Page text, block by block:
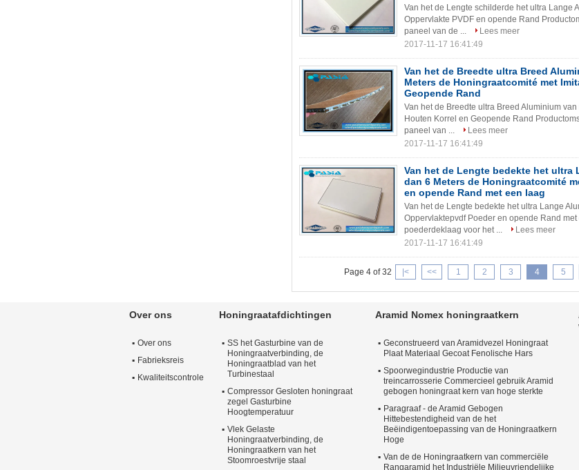
Van het de Lengte schilderde het ultra Lange
Oppervlakte PVDF en opende Rand
paneel van de ...
Lees meer
2017-11-17 16:41:49
Van het de Breedte ultra Breed
Meters de Honingraatcomité met
Geopende Rand
Van het de Breedte ultra Breed Aluminium
Houten Korrel en Geopende Rand
paneel van ...
Lees meer
2017-11-17 16:41:49
Van het de Lengte bedekte het ultra
dan 6 Meters de Honingraatcomité
en opende Rand met een laag
Van het de Lengte bedekte het ultra Lange
Oppervlaktepvdf Poeder en opende Rand
poederdeklaag voor het ...
Lees meer
2017-11-17 16:41:49
Page 4 of 32 |< << 1 2 3 4 5
Over ons
Over ons
Fabrieksreis
Kwaliteitscontrole
Honingraatafdichtingen
SS het Gasturbine van de
Honingraatverbinding, de
Honingraatblad van het
Turbinestaal
Compressor Gesloten honingraat
zegel Gasturbine
Hoogtemperatuur
Vlek Gelaste
Honingraatverbinding, de
Honingraatkern van het
Stoomroestvrije staal
Aramid Nomex honingraatkern
Geconstrueerd van Aramidvezel Honingraat
Plaat Materiaal Gecoat Fenolische Hars
Spoorwegindustrie Productie van
treincarrosserie Commercieel gebruik Aramid
gebogen honingraat kern van hoge sterkte
Paragraaf - de Aramid Gebogen
Hittebestendigheid van de het
Beëindigentoepassing van de Honingraatkern
Hoge
Van de de Honingraatkern van commerciële
Rangaramid het Industriële Milieuvriendelijke